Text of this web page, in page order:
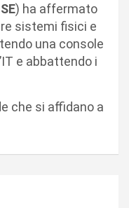
) ha affermato
sistemi fisici e
una console
e abbattendo i
che si affidano a